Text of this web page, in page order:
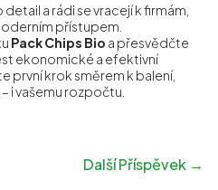
a rádi se vracejí k firmám,
přístupem.
Pack Chips Bio a přesvědčte
ekonomické a efektivní
první krok směrem k balení,
i vašemu rozpočtu.
Další Příspěvek →